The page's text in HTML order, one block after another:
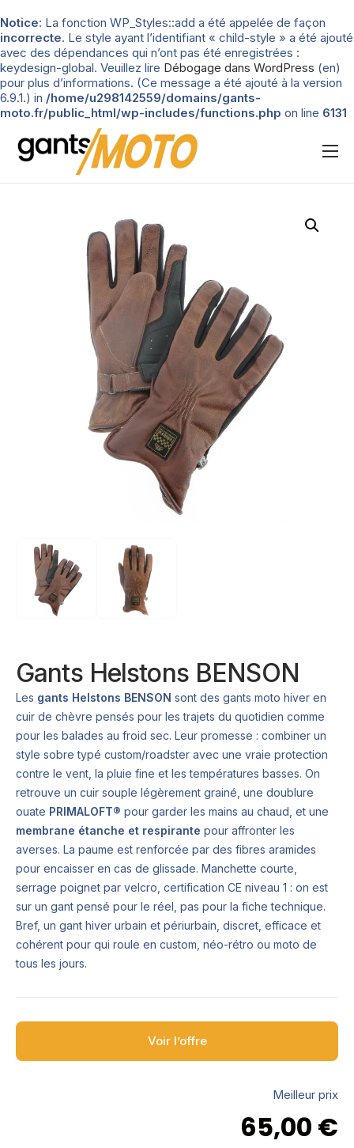
Notice: La fonction WP_Styles::add a été appelée de façon
incorrecte. Le style ayant l’identifiant « child-style » a été ajouté
avec des dépendances qui n’ont pas été enregistrées :
keydesign-global. Veuillez lire Débogage dans WordPress (en)
pour plus d’informations. (Ce message a été ajouté à la version
6.9.1.) in /home/u298142559/domains/gants-
moto.fr/public_html/wp-includes/functions.php on line 6131
Nos tests
Types de gants
Guide d’achat
Gants Helstons BENSON
Les gants Helstons BENSON sont des gants moto hiver en
cuir de chèvre pensés pour les trajets du quotidien comme
pour les balades au froid sec. Leur promesse : combiner un
style sobre typé custom/roadster avec une vraie protection
contre le vent, la pluie fine et les températures basses. On
retrouve un cuir souple légèrement grainé, une doublure
ouate PRIMALOFT® pour garder les mains au chaud, et une
membrane étanche et respirante pour affronter les
averses. La paume est renforcée par des fibres aramides
pour encaisser en cas de glissade. Manchette courte,
serrage poignet par velcro, certification CE niveau 1 : on est
sur un gant pensé pour le réel, pas pour la fiche technique.
Bref, un gant hiver urbain et périurbain, discret, efficace et
cohérent pour qui roule en custom, néo-rétro ou moto de
tous les jours.
Voir l’offre
Meilleur prix
65,00 €